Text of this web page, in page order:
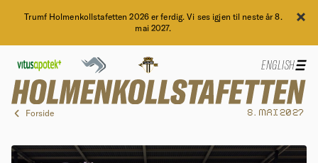
Trumf Holmenkollstafetten 2026 er ferdig. Vi ses igjen til neste år 8.
mai 2027.
Forside 8. MAI 2027
ENGLISH